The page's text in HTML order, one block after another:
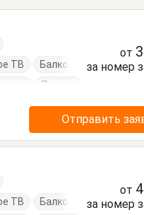
ТВ
Балкон
Посуда
от
за номер
Отправить
ТВ
Балкон
от
за номер